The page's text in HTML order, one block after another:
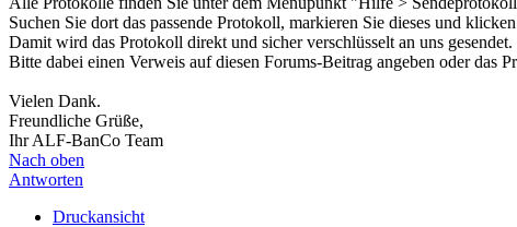
Suchen Sie dort das passende Protokoll, markieren Sie dieses und
Damit wird das Protokoll direkt und sicher verschlüsselt an uns gesendet.
Bitte dabei einen Verweis auf diesen Forums-Beitrag angeben oder das
Vielen Dank.
Freundliche Grüße,
Ihr ALF-BanCo Team
Nach oben
Antworten
Druckansicht